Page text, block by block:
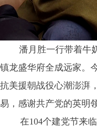
潘月胜一行带着牛
镇龙盛华府全成远家。
抗美援朝战役心潮澎湃
易，感谢共产党的英明
在104个建党节来临